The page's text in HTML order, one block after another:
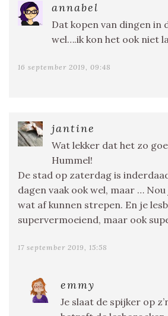
annabel
Dat kopen van dingen in
wel….ik kon het ook niet
16 september 2019, 09:48
jantine
Wat lekker dat het zo
Hummel!
De stad op zaterdag is
dagen vaak ook wel, maar …
wat af kunnen strepen. En je
supervermoeiend, maar ook
17 september 2019, 15:58
emmy
Je slaat de spijker op